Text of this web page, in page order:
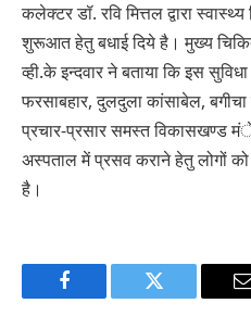
कलेक्टर डॉ. रवि मित्तल द्वारा
शुरूआत हेतु बधाई दिये है। मुख्य
व्ही.के इन्दवार ने बताया कि इस
फरसाबहार, दुलदुला कांसाबेल,
प्रचार-प्रसार समस्त विकासखण्ड
अस्पताल में प्रसव कराने हेतु लोगों
है।
Facebook Twitter